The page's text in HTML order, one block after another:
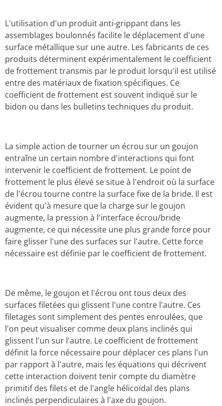
L'utilisation d'un produit anti-grippant dans les
assemblages boulonnés facilite le déplacement d'une
surface métallique sur une autre. Les fabricants de ces
produits déterminent expérimentalement le coefficient
de frottement transmis par le produit lorsqu'il est utilisé
entre des matériaux de fixation spécifiques. Ce
coefficient de frottement est souvent indiqué sur le
bidon ou dans les bulletins techniques du produit.
La simple action de tourner un écrou sur un goujon
entraîne un certain nombre d'interactions qui font
intervenir le coefficient de frottement. Le point de
frottement le plus élevé se situe à l'endroit où la surface
de l'écrou tourne contre la surface fixe de la bride. Il est
évident qu'à mesure que la charge sur le goujon
augmente, la pression à l'interface écrou/bride
augmente, ce qui nécessite une plus grande force pour
faire glisser l'une des surfaces sur l'autre. Cette force
nécessaire est définie par le coefficient de frottement.
De même, le goujon et l'écrou ont tous deux des
surfaces filetées qui glissent l'une contre l'autre. Ces
filetages sont simplement des pentes enroulées, que
l'on peut visualiser comme deux plans inclinés qui
glissent l'un sur l'autre. Le coefficient de frottement
définit la force nécessaire pour déplacer ces plans l'un
par rapport à l'autre, mais les équations qui décrivent
cette interaction doivent tenir compte du diamètre
primitif des filets et de l'angle hélicoïdal des plans
inclinés perpendiculaires à l'axe du goujon.